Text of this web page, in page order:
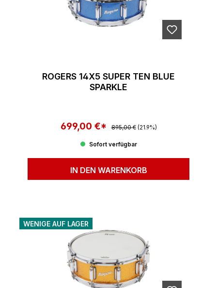
ROGERS 14X5 SUPER TEN BLUE
SPARKLE
Verkaufspreis:
699,00 €* Regulärer Preis:
895,00 € (21.9%)
Sofort verfügbar
IN DEN WARENKORB
WENIGE AUF LAGER